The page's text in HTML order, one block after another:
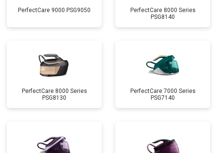
PerfectCare 9000 PSG9050
PerfectCare 8000 Series
PSG8140
PerfectCare 8000 Series
PSG8130
PerfectCare 7000 Series
PSG7140